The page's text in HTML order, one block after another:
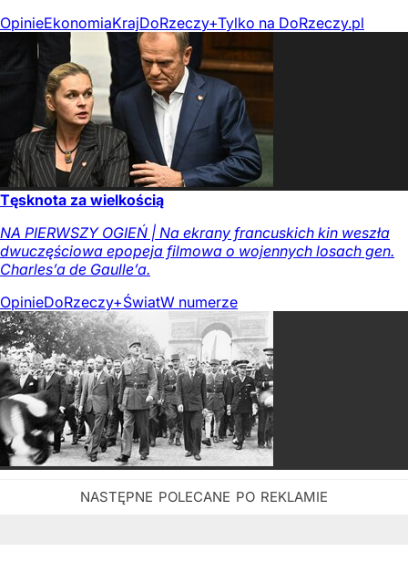
OpinieEkonomiaKrajDoRzeczy+Tylko na DoRzeczy.pl
Tęsknota za wielkością
NA PIERWSZY OGIEŃ | Na ekrany francuskich kin weszła
dwuczęściowa epopeja filmowa o wojennych losach gen.
Charles’a de Gaulle’a.
OpinieDoRzeczy+ŚwiatW numerze